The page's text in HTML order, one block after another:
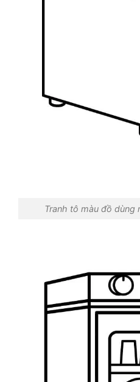
Tranh tô màu đồ dùng